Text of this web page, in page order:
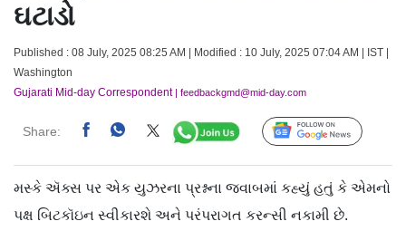
ઘટાડો
Published : 08 July, 2025 08:25 AM | Modified : 10 July, 2025 07:04 AM | IST |
Washington
Gujarati Mid-day Correspondent| feedbackgmd@mid-day.com
Share: Follow Us
મસ્કે ઍક્સ પર એક યુઝરના પ્રશ્નના જવાબમાં કહ્યું હતું કે એમનો
પક્ષ બિટકૉઇન સ્વીકારશે અને પરંપરાગત કરન્સી નકામી છે.